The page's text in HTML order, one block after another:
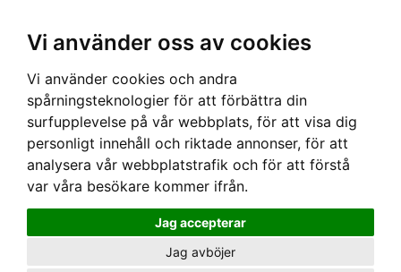
Vi använder oss av cookies
Vi använder cookies och andra
spårningsteknologier för att förbättra din
surfupplevelse på vår webbplats, för att visa dig
personligt innehåll och riktade annonser, för att
analysera vår webbplatstrafik och för att förstå
var våra besökare kommer ifrån.
Jag accepterar
Jag avböjer
Hem ›ARBETSKLÄDER› Luvtröja Texstar HC03 Svart